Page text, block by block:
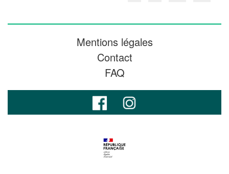
Mentions légales
Contact
FAQ